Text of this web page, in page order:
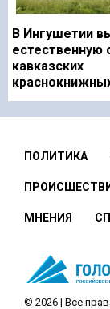
В Ингушетии
естественную
кавказских
ПОЛИТИКА
МНЕНИЯ
© 2026 | Все